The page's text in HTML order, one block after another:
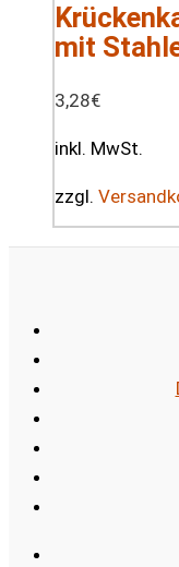
mit
3,28€
inkl. MwSt.
zzgl.